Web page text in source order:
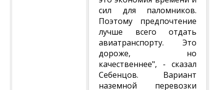
сил для паломников.
Поэтому предпочтение
лучше всего отдать
авиатранспорту. Это
дороже, но
качественнее", - сказал
Себенцов. Вариант
наземной перевозки